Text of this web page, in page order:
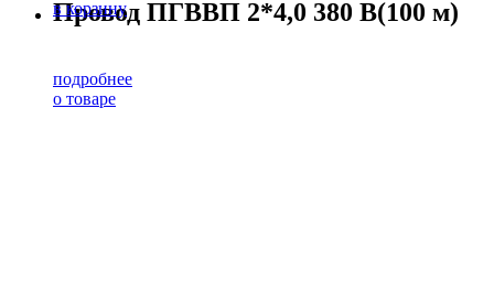
в корзину
Провод ПГВВП 2*4,0 380 В(100 м)
подробнее
о товаре